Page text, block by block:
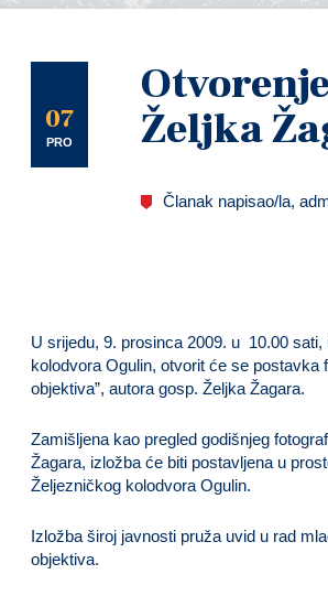
07
PRO
Željka
Članak napisao/la,
U srijedu, 9. prosinca 2009. u 10.00 sati,
kolodvora Ogulin, otvorit će se postavka
objektiva”, autora gosp. Željka Žagara.
Zamišljena kao pregled godišnjeg
Žagara, izložba će biti postavljena u
Željezničkog kolodvora Ogulin.
Izložba široj javnosti pruža uvid u rad
objektiva.